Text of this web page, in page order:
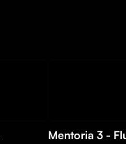
Mentoria 3 -